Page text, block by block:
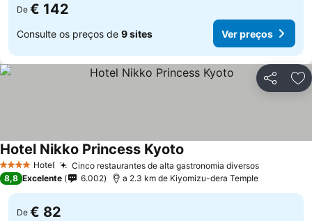
De € 142
Consulte os preços de 9 sites Ver preços
Partilhar
4 EstrelasHotel Cinco restaurantes de alta gastronomia diversosVer
Hotel Nikko Princess Kyoto
8,8 Excelente 6.002 a 2.3 km de Kiyomizu-dera Temple
De € 82